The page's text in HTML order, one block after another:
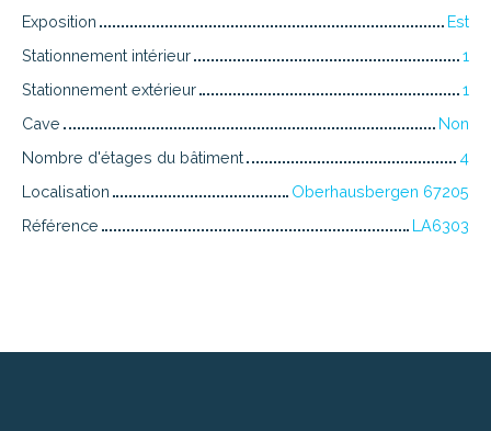
Exposition
Est
Stationnement intérieur
1
Stationnement extérieur
1
Cave
Non
Nombre d'étages du bâtiment
4
Localisation
Oberhausbergen 67205
Référence
LA6303